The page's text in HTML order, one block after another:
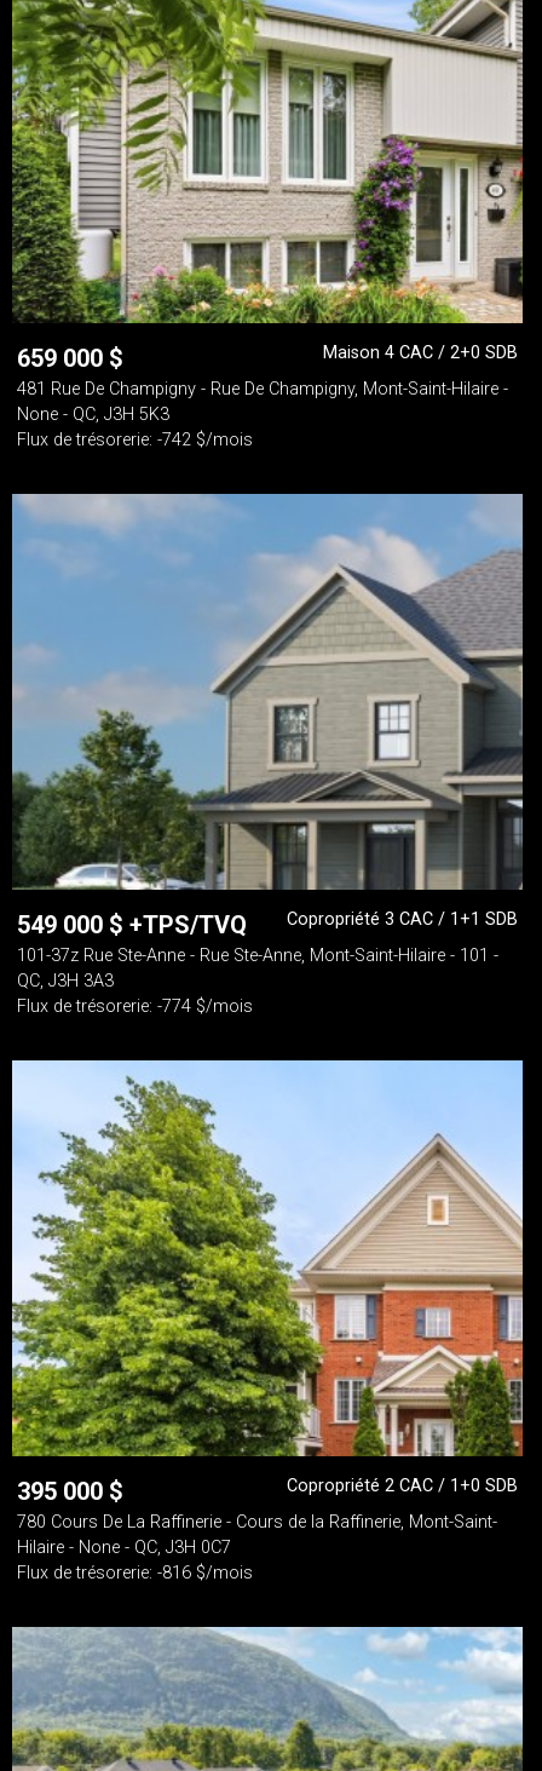
659 000 $
Maison 4 CAC / 2+0 SDB
481 Rue De Champigny - Rue De Champigny, Mont-Saint-Hilaire -
None - QC, J3H 5K3
Flux de trésorerie: -742 $/mois
549 000 $ +TPS/TVQ
Copropriété 3 CAC / 1+1 SDB
101-37z Rue Ste-Anne - Rue Ste-Anne, Mont-Saint-Hilaire - 101 -
QC, J3H 3A3
Flux de trésorerie: -774 $/mois
395 000 $
Copropriété 2 CAC / 1+0 SDB
780 Cours De La Raffinerie - Cours de la Raffinerie, Mont-Saint-
Hilaire - None - QC, J3H 0C7
Flux de trésorerie: -816 $/mois